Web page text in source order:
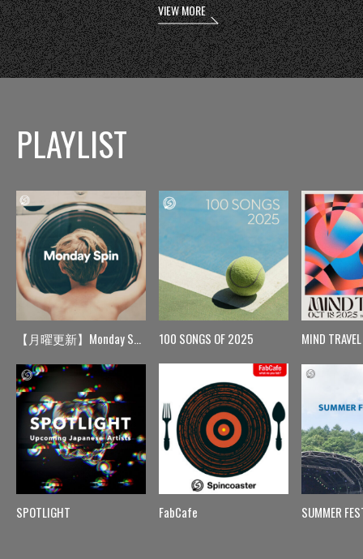
VIEW MORE
PLAYLIST
【月曜更新】Monday Spin
SPOTLIGHT
100 SONGS OF 2025
FabCafe
MIND TRAVEL
SUMMER